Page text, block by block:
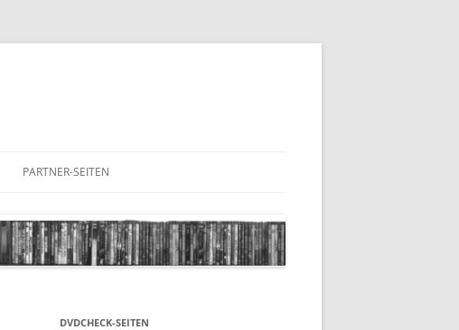
PARTNER-SEITEN
DVDCHECK-SEITEN